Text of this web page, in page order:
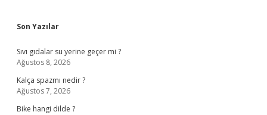
Sidebar
Son Yazılar
Sıvı gıdalar su yerine geçer mi ?
Ağustos 8, 2026
Kalça spazmı nedir ?
Ağustos 7, 2026
Bike hangi dilde ?